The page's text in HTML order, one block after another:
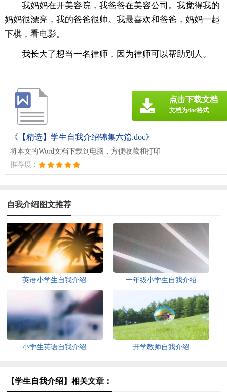
我妈妈在开美容院，我爸爸在美容公司。我觉得我的
妈妈很漂亮，我的爸爸很帅。我最喜欢和爸爸，妈妈一起
下棋，看电影。
我长大了想当一名律师，因为律师可以帮助别人。
《【精选】学生自我介绍锦集六篇.doc》
将本文的Word文档下载到电脑，方便收藏和打印
推荐度：
点击下载文档
文档为doc格式
自我介绍图文推荐
英语小学生自我介绍 一年级小学生自我介绍
小学生英语自我介绍 开学教师自我介绍
【学生自我介绍】相关文章：